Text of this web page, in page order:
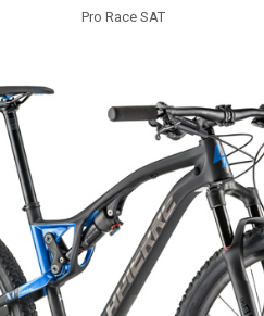
Pro Race SAT